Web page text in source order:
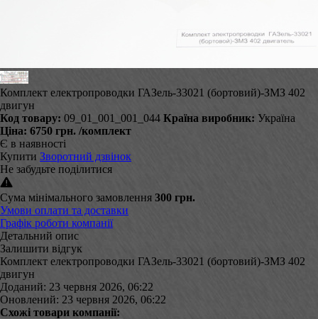
Комплект електропроводки ГАЗель-33021 (бортовий)-ЗМЗ 402
двигун
Код товару: 09_01_001_001_044 Країна виробник: Україна
Ціна: 6750 грн. /комплект
Є в наявності
Купити Зворотний дзвінок
Не забудьте поділитися
Сума мінімального замовлення 300 грн.
Умови оплати та доставки
Графік роботи компанії
Детальний опис
Залишити відгук
Комплект електропроводки ГАЗель-33021 (бортовий)-ЗМЗ 402
двигун
Доданий: 23 червня 2026, 06:22
Оновлений: 23 червня 2026, 06:22
Схожі товари компанії: